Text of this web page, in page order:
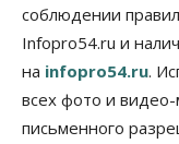
Бизнес
перегибают с
психолог
08 Августа 2026, 11:00
соблюдении
Infopro54.ru и
на infopro54.ru.
всех фото и
письменного